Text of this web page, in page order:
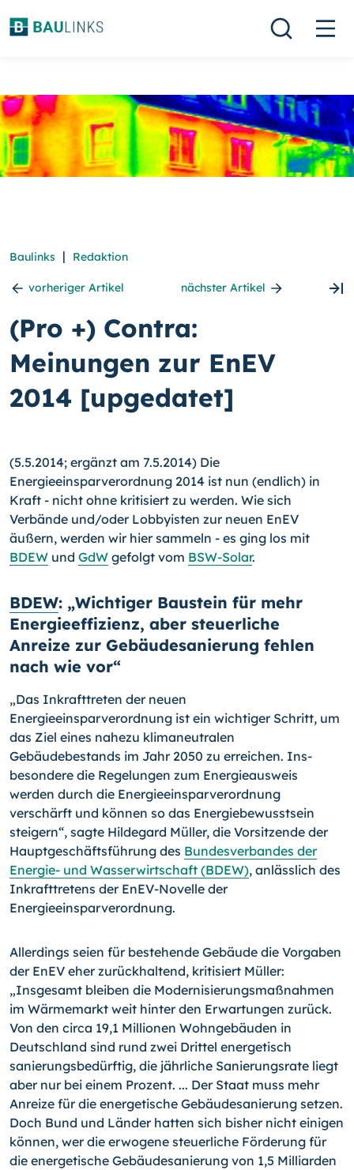
Baulinks | Redaktion
vorheriger Artikel nächster Artikel
(Pro +) Contra:
Meinungen zur EnEV
2014 [upgedatet]
(5.5.2014; ergänzt am 7.5.2014) Die
Energieeinsparverordnung 2014 ist nun (endlich) in
Kraft - nicht ohne kritisiert zu werden. Wie sich
Verbände und/oder Lobbyisten zur neuen EnEV
äußern, werden wir hier sammeln - es ging los mit
BDEW und GdW gefolgt vom BSW-Solar.
BDEW: „Wichtiger Baustein für mehr
Energieeffizienz, aber steuerliche
Anreize zur Gebäudesanierung fehlen
nach wie vor“
„Das Inkrafttreten der neuen
Energieeinsparverordnung ist ein wichtiger Schritt, um
das Ziel eines nahezu klimaneutralen
Gebäudebestands im Jahr 2050 zu erreichen. Ins­
besondere die Regelungen zum Energieausweis
werden durch die Energieeinsparver­ordnung
verschärft und können so das Energiebewusstsein
steigern“, sagte Hildegard Müller, die Vorsitzende der
Hauptgeschäftsführung des Bundesverbandes der
Energie- und Wasserwirtschaft (BDEW), anlässlich des
Inkrafttretens der EnEV-Novelle der
Energieeinsparverordnung.
Allerdings seien für bestehende Gebäude die Vorgaben
der EnEV eher zurückhaltend, kriti­siert Müller:
„Insgesamt bleiben die Modernisierungsmaßnahmen
im Wärmemarkt weit hinter den Erwartungen zurück.
Von den circa 19,1 Millionen Wohngebäuden in
Deutschland sind rund zwei Drittel energetisch
sanierungsbedürftig, die jährliche Sa­nierungsrate liegt
aber nur bei einem Prozent. ... Der Staat muss mehr
Anreize für die energetische Gebäudesanierung setzen.
Doch Bund und Länder hatten sich bis­her nicht einigen
können, wer die erwogene steuerliche Förderung für
die energeti­sche Gebäudesanierung von 1,5 Milliarden